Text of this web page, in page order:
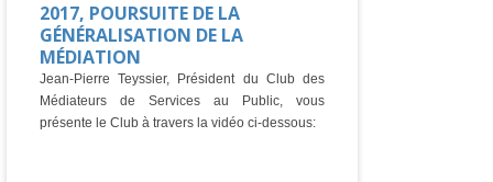
2017, POURSUITE DE LA
GÉNÉRALISATION DE LA
MÉDIATION
Jean-Pierre Teyssier, Président du Club des
Médiateurs de Services au Public, vous
présente le Club à travers la vidéo ci-dessous: